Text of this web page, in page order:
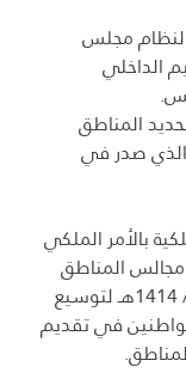
لنظام مجلس
الداخلي
المناطق
صدر في
بالأمر الملكي
المناطق
الاستشارية بتاريخ 3/ 4/ 1414هـ لتوسيع
في تقديم